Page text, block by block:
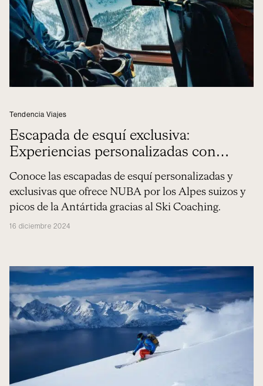
Tendencia Viajes
Escapada de esquí exclusiva:
Experiencias personalizadas con
NUBA
Conoce las escapadas de esquí personalizadas y
exclusivas que ofrece NUBA por los Alpes suizos y
picos de la Antártida gracias al Ski Coaching.
16 diciembre 2024